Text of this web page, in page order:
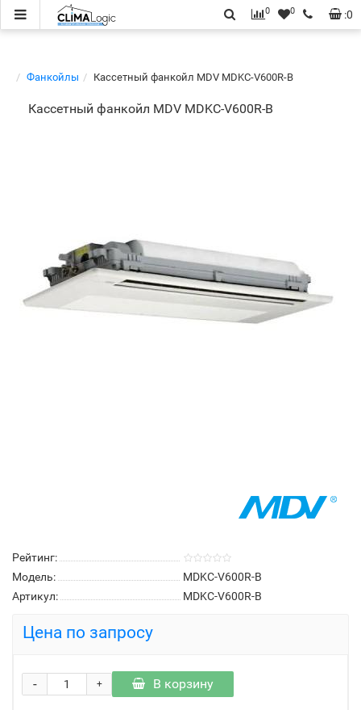
:0
0 0
Фанкойлы Кассетный фанкойл MDV MDKC-V600R-B
Кассетный фанкойл MDV MDKC-V600R-B
Рейтинг:
Модель:
MDKC-V600R-B
Артикул:
MDKC-V600R-B
Цена по запросу
+
- В корзину